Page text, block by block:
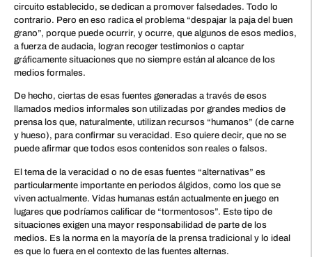
circuito establecido, se dedican a promover falsedades. Todo lo
contrario. Pero en eso radica el problema “despajar la paja del buen
grano”, porque puede ocurrir, y ocurre, que algunos de esos medios,
a fuerza de audacia, logran recoger testimonios o captar
gráficamente situaciones que no siempre están al alcance de los
medios formales.
De hecho, ciertas de esas fuentes generadas a través de esos
llamados medios informales son utilizadas por grandes medios de
prensa los que, naturalmente, utilizan recursos “humanos” (de carne
y hueso), para confirmar su veracidad. Eso quiere decir, que no se
puede afirmar que todos esos contenidos son reales o falsos.
El tema de la veracidad o no de esas fuentes “alternativas” es
particularmente importante en periodos álgidos, como los que se
viven actualmente. Vidas humanas están actualmente en juego en
lugares que podríamos calificar de “tormentosos”. Este tipo de
situaciones exigen una mayor responsabilidad de parte de los
medios. Es la norma en la mayoría de la prensa tradicional y lo ideal
es que lo fuera en el contexto de las fuentes alternas.